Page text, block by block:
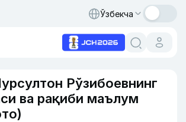
Ўзбекча
Рўзибоевнинг
ва рақиби маълум